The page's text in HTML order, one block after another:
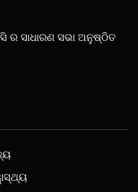
ର ସାଧାରଣ ସଭା ଅନୁଷ୍ଠିତ